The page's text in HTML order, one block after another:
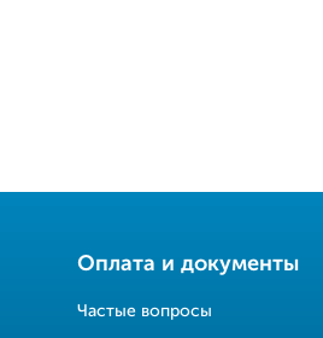
Оплата и документы
Частые вопросы